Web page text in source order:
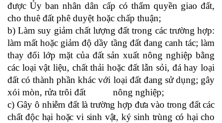
được Ủy ban nhân dân cấp có thẩm quyền giao đất,
cho thuê đất phê duyệt hoặc chấp thuận;
b) Làm suy giảm chất lượng đất trong các trường hợp:
làm mất hoặc giảm độ dầy tầng đất đang canh tác; làm
thay đổi lớp mặt của đất sản xuất nông nghiệp bằng
các loại vật liệu, chất thải hoặc đất lẫn sỏi, đá hay loại
đất có thành phần khác với loại đất đang sử dụng; gây
xói mòn, rửa trôi đất nông nghiệp;
c) Gây ô nhiễm đất là trường hợp đưa vào trong đất các
chất độc hại hoặc vi sinh vật, ký sinh trùng có hại cho